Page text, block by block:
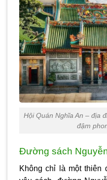
Hội Quán Nghĩa An – địa
đậm
Đường sách
Không chỉ là một thiên